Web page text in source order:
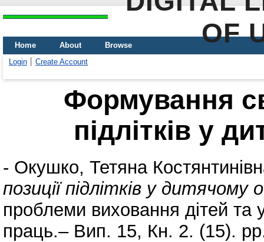
OF
Home About
Browse
Login
Create Account
Формування
підлітків у
- Окушко, Тетяна
позиції підлітків у дитячому
проблеми виховання дітей та
праць.– Вип. 15, Кн. 2. (15).